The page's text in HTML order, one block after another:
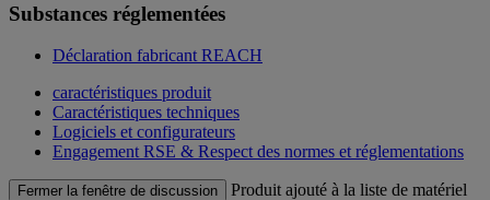
Substances réglementées
Déclaration fabricant REACH
caractéristiques produit
Caractéristiques techniques
Logiciels et configurateurs
Engagement RSE & Respect des normes et réglementations
Fermer la fenêtre de discussion Produit ajouté à la liste de matériel